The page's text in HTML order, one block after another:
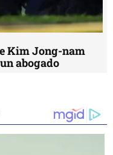
Kim Jong-nam
abogado